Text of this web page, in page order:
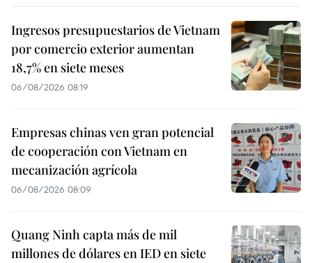
Ingresos presupuestarios de Vietnam
por comercio exterior aumentan
18,7% en siete meses
06/08/2026 08:19
Empresas chinas ven gran potencial
de cooperación con Vietnam en
mecanización agrícola
06/08/2026 08:09
Quang Ninh capta más de mil
millones de dólares en IED en siete